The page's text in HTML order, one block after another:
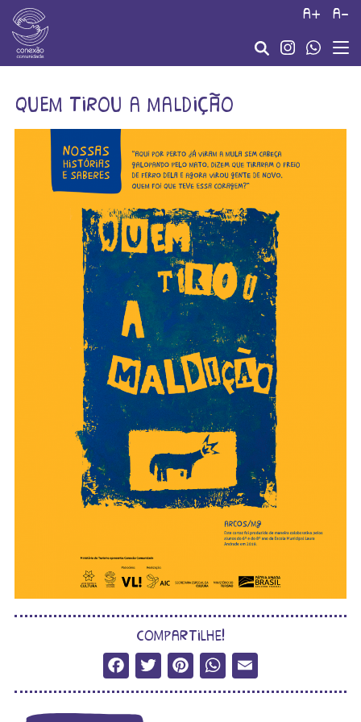
a+ a-
quem tirou a maldição
compartilhe!
Facebook
Twitter
Pinterest
WhatsApp